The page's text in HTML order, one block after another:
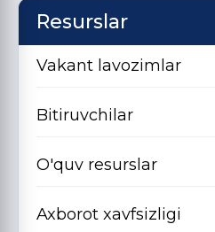
Resurslar
Vakant lavozimlar
Bitiruvchilar
O'quv resurslar
Axborot xavfsizligi